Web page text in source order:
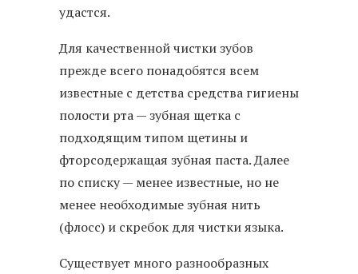
удастся.
Для качественной чистки зубов
прежде всего понадобятся всем
известные с детства средства гигиены
полости рта — зубная щетка с
подходящим типом щетины и
фторсодержащая зубная паста. Далее
по списку — менее известные, но не
менее необходимые зубная нить
(флосс) и скребок для чистки языка.
Существует много разнообразных